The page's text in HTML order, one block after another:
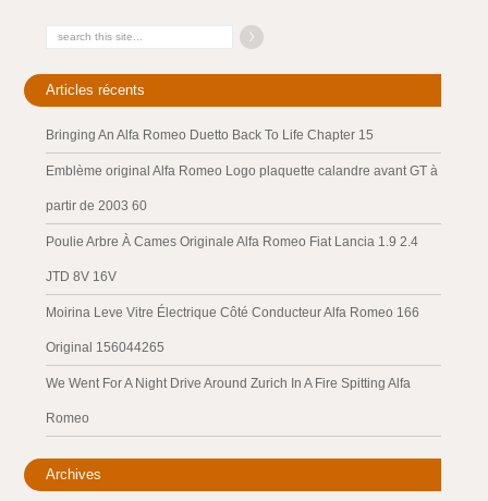
Articles récents
Bringing An Alfa Romeo Duetto Back To Life Chapter 15
Emblème original Alfa Romeo Logo plaquette calandre avant GT à
partir de 2003 60
Poulie Arbre À Cames Originale Alfa Romeo Fiat Lancia 1.9 2.4
JTD 8V 16V
Moirina Leve Vitre Électrique Côté Conducteur Alfa Romeo 166
Original 156044265
We Went For A Night Drive Around Zurich In A Fire Spitting Alfa
Romeo
Archives